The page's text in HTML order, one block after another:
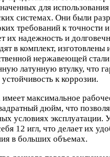
для
системах. Они были
требований к точности
их надежность и
в комплект, изготовлены
нержавеющей
латунную втулку, что
к коррозии.
максимальное
дюйм, что
условиях эксплуатации.
12 игл, что делает их
в больших объемах.